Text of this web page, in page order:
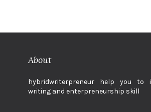
About
hybridwriterpreneur help you to
writing and enterpreneurship skill